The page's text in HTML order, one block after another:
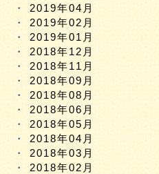
2019年04月
2019年02月
2019年01月
2018年12月
2018年11月
2018年09月
2018年08月
2018年06月
2018年05月
2018年04月
2018年03月
2018年02月